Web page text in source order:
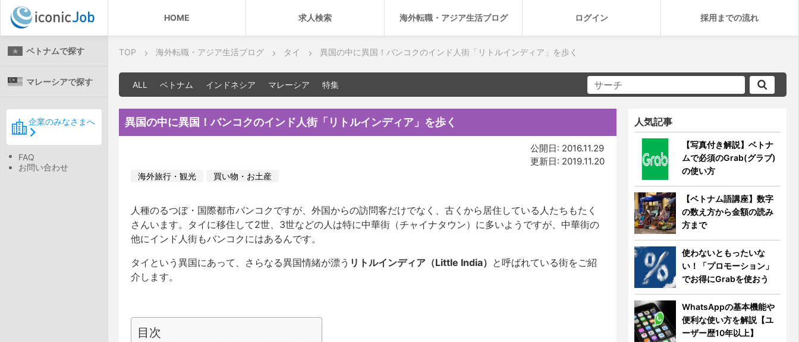
HOME 求人検索 海外転職・アジア生活ブログ ログイン 採用までの流れ
ベトナムで探す
マレーシアで探す
企業のみなさまへ
FAQ
お問い合わせ
TOP 海外転職・アジア生活ブログ タイ 異国の中に異国！バンコクのインド人街「リトルインディア」を歩く
ALL ベトナム インドネシア マレーシア 特集
異国の中に異国！バンコクのインド人街「リトルインディア」を歩く
公開日: 2016.11.29
更新日: 2019.11.20
海外旅行・観光 買い物・お土産
人種のるつぼ・国際都市バンコクですが、外国からの訪問客だけでなく、古くから居住している人たちもたく
さんいます。タイに移住して2世、3世などの人は特に中華街（チャイナタウン）に多いようですが、中華街の
他にインド人街もバンコクにはあるんです。
タイという異国にあって、さらなる異国情緒が漂う リトルインディア（Little India） と呼ばれている街をご紹
介します。
目次
人気記事
【写真付き解説】ベトナ
ムで必須のGrab(グラブ)
の使い方
【ベトナム語講座】数字
の数え方から金額の読み
方まで
使わないともったいな
い！「プロモーション」
でお得にGrabを使おう
WhatsAppの基本機能や
便利な使い方を解説【ユ
ーザー歴10年以上】